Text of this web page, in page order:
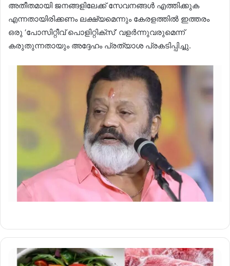
അതീതമായി ജനങ്ങളിലേക്ക് സേവനങ്ങൾ എത്തിക്കുക
എന്നതായിരിക്കണം ലക്ഷ്യമെന്നും കേരളത്തിൽ ഇത്തരം
ഒരു ‘പോസിറ്റീവ് പൊളിറ്റിക്സ്’ വളർന്നുവരുമെന്ന്
കരുതുന്നതായും അദ്ദേഹം പ്രത്യാശ പ്രകടിപ്പിച്ചു.